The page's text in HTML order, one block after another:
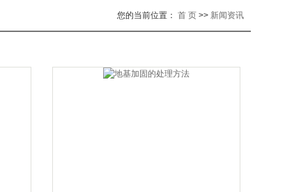
您的当前位置： 首 页 >> 新闻资讯